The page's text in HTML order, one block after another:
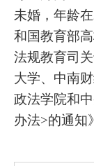
未婚，年龄
和国教育部
法规教育司
大学、中南
政法学院和
办法>的通知